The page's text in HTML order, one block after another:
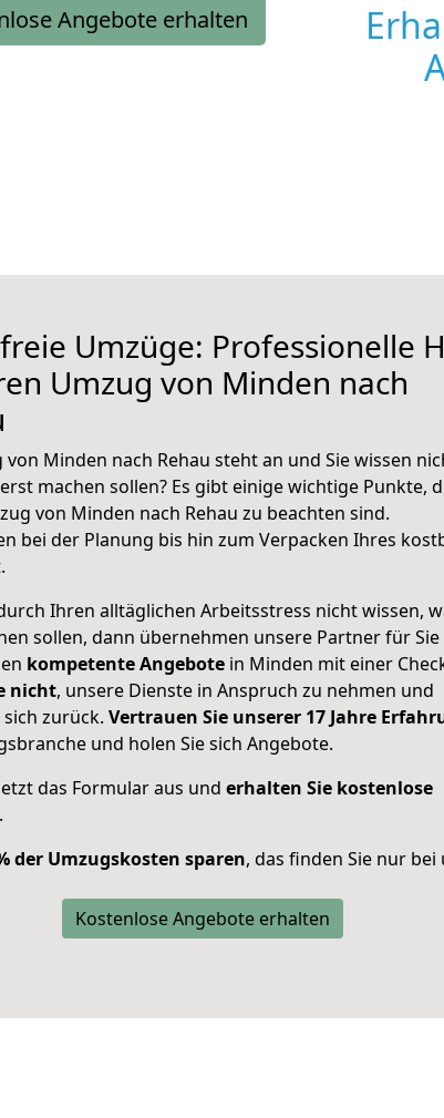
Angebote erhalten
Umzüge: Professionelle
Umzug von Minden nach
Minden nach Rehau steht an und Sie wissen
machen sollen? Es gibt einige wichtige Punkte,
von Minden nach Rehau zu beachten sind.
bei der Planung bis hin zum Verpacken Ihres
Ihren alltäglichen Arbeitsstress nicht wissen,
sollen, dann übernehmen unsere Partner für Sie
kompetente Angebote in Minden mit einer
nicht, unsere Dienste in Anspruch zu nehmen und
sich zurück. Vertrauen Sie unserer 17 Jahre
und holen Sie sich Angebote.
das Formular aus und erhalten Sie kostenlose
.
der Umzugskosten sparen, das finden Sie nur bei
Kostenlose Angebote erhalten